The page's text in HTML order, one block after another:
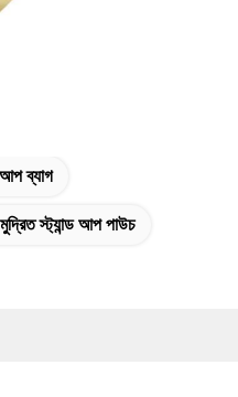
আপ ব্যাগ
স্ট্যান্ড আপ পাউচ